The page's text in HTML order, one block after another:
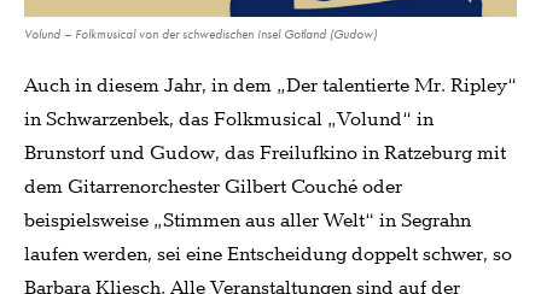
Volund – Folkmusical von der schwedischen Insel Gotland (Gudow)
Auch in diesem Jahr, in dem „Der talentierte Mr. Ripley“
in Schwarzenbek, das Folkmusical „Volund“ in
Brunstorf und Gudow, das Freilufkino in Ratzeburg mit
dem Gitarrenorchester Gilbert Couché oder
beispielsweise „Stimmen aus aller Welt“ in Segrahn
laufen werden, sei eine Entscheidung doppelt schwer, so